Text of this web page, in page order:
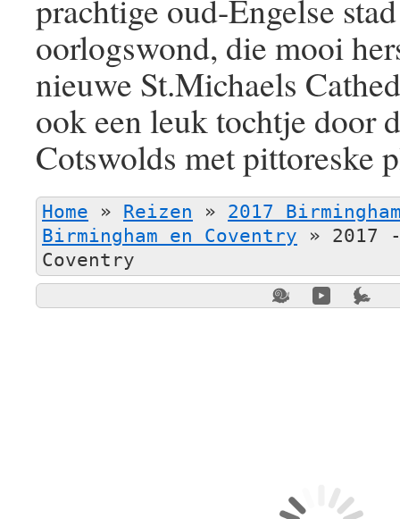
prachtige oud-Engelse
oorlogswond, die mooi
nieuwe St.Michaels
ook een leuk tochtje door
Cotswolds met pittoreske
Home » Reizen » 2017
Birmingham en Coventry » 2017
Coventry